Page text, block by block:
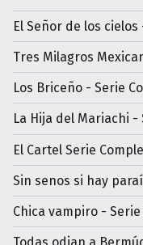
El Señor de los
Tres Milagros
Los Briceño - Serie
La Hija del Mariachi -
El Cartel Serie
Sin senos si hay
Chica vampiro -